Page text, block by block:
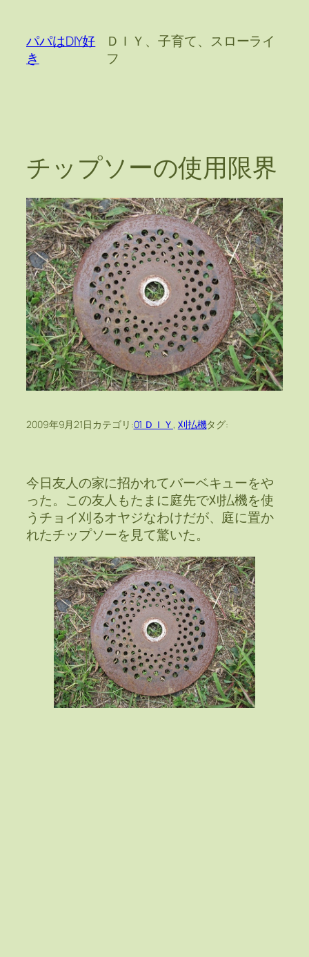
パパはDIY好
き
ＤＩＹ、子育て、スローライ
フ
チップソーの使用限界
2009年9月21日 カテゴリ:01 ＤＩＹ , 刈払機タグ:
今日友人の家に招かれてバーベキューをや
った。この友人もたまに庭先で刈払機を使
うチョイ刈るオヤジなわけだが、庭に置か
れたチップソーを見て驚いた。